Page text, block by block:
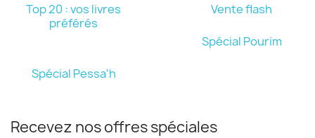
Top 20 : vos livres
préférés
Vente flash
Spécial Pourim
Spécial Pessa'h
Recevez nos offres spéciales